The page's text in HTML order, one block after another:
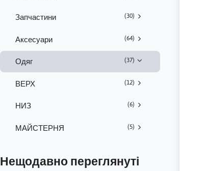
Запчастини (30)
Аксесуари (64)
Одяг (37)
ВЕРХ (12)
НИЗ (6)
МАЙСТЕРНЯ (5)
Нещодавно переглянуті